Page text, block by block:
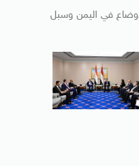
في اليمن وسبل